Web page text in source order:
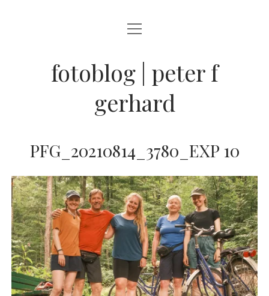
BLOG
JAZZ LIVE !
ZEN MOMENTE
WANDERLUST
INFO Menü
öffnen
DATENSCHUTZ
KONTAKT
ARCHIV
instagram
Menü
öffnen
fotoblog | peter f
gerhard
PFG_20210814_3780_EXP 10